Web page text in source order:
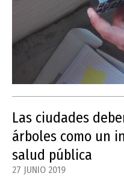
Las ciudades
árboles como un
salud pública
27 JUNIO 2019